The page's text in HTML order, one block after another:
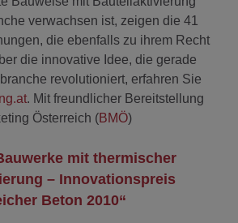
verwachsen ist, zeigen die 41
die ebenfalls zu ihrem Recht
die innovative Idee, die gerade
revolutioniert, erfahren Sie
. Mit freundlicher Bereitstellung
Österreich (BMÖ)
mit thermischer
– Innovationspreis
Beton 2010“